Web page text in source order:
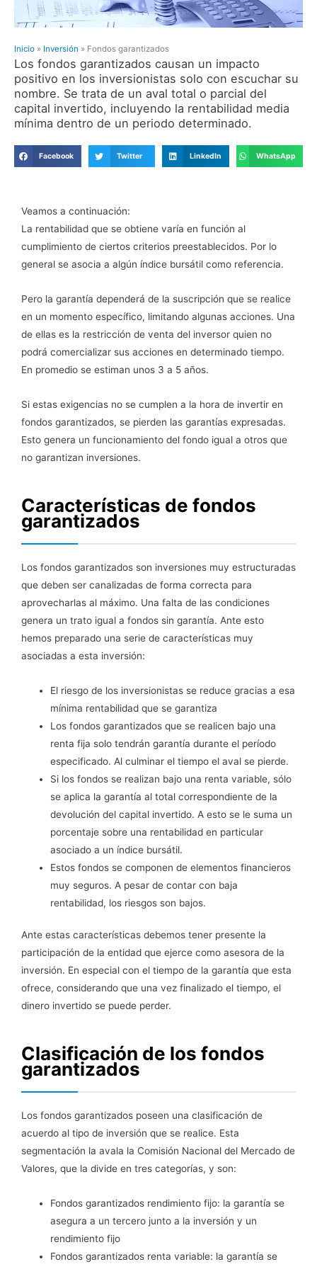
Inicio » Inversión » Fondos garantizados
Los fondos garantizados causan un impacto
positivo en los inversionistas solo con escuchar su
nombre. Se trata de un aval total o parcial del
capital invertido, incluyendo la rentabilidad media
mínima dentro de un periodo determinado.
Facebook Twitter LinkedIn WhatsApp
Veamos a continuación:
La rentabilidad que se obtiene varía en función al
cumplimiento de ciertos criterios preestablecidos. Por lo
general se asocia a algún índice bursátil como referencia.
Pero la garantía dependerá de la suscripción que se realice
en un momento específico, limitando algunas acciones. Una
de ellas es la restricción de venta del inversor quien no
podrá comercializar sus acciones en determinado tiempo.
En promedio se estiman unos 3 a 5 años.
Si estas exigencias no se cumplen a la hora de invertir en
fondos garantizados, se pierden las garantías expresadas.
Esto genera un funcionamiento del fondo igual a otros que
no garantizan inversiones.
Características de fondos
garantizados
Los fondos garantizados son inversiones muy estructuradas
que deben ser canalizadas de forma correcta para
aprovecharlas al máximo. Una falta de las condiciones
genera un trato igual a fondos sin garantía. Ante esto
hemos preparado una serie de características muy
asociadas a esta inversión:
El riesgo de los inversionistas se reduce gracias a esa
mínima rentabilidad que se garantiza
Los fondos garantizados que se realicen bajo una
renta fija solo tendrán garantía durante el período
especificado. Al culminar el tiempo el aval se pierde.
Si los fondos se realizan bajo una renta variable, sólo
se aplica la garantía al total correspondiente de la
devolución del capital invertido. A esto se le suma un
porcentaje sobre una rentabilidad en particular
asociado a un índice bursátil.
Estos fondos se componen de elementos financieros
muy seguros. A pesar de contar con baja
rentabilidad, los riesgos son bajos.
Ante estas características debemos tener presente la
participación de la entidad que ejerce como asesora de la
inversión. En especial con el tiempo de la garantía que esta
ofrece, considerando que una vez finalizado el tiempo, el
dinero invertido se puede perder.
Clasificación de los fondos
garantizados
Los fondos garantizados poseen una clasificación de
acuerdo al tipo de inversión que se realice. Esta
segmentación la avala la Comisión Nacional del Mercado de
Valores, que la divide en tres categorías, y son:
Fondos garantizados rendimiento fijo: la garantía se
asegura a un tercero junto a la inversión y un
rendimiento fijo
Fondos garantizados renta variable: la garantía se